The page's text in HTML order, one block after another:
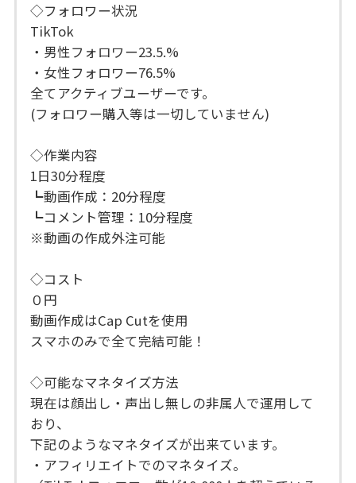
◇フォロワー状況
TikTok
・男性フォロワー23.5.%
・女性フォロワー76.5%
全てアクティブユーザーです。
(フォロワー購入等は一切していません)
◇作業内容
1日30分程度
┗動画作成：20分程度
┗コメント管理：10分程度
※動画の作成外注可能
◇コスト
０円
動画作成はCap Cutを使用
スマホのみで全て完結可能！
◇可能なマネタイズ方法
現在は顔出し・声出し無しの非属人で運用して
おり、
下記のようなマネタイズが出来ています。
・アフィリエイトでのマネタイズ。